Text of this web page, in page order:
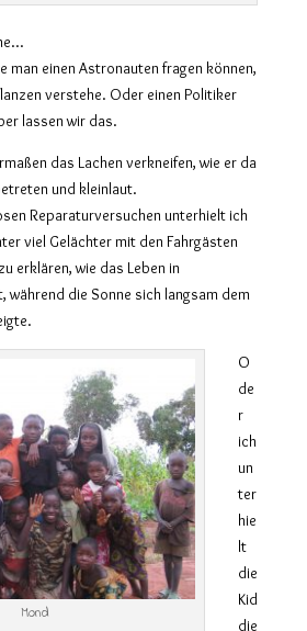
man einen Astronauten fragen können,
verstehe. Oder einen Politiker
lassen wir das.
das Lachen verkneifen, wie er da
und kleinlaut.
Reparaturversuchen unterhielt ich
viel Gelächter mit den Fahrgästen
erklären, wie das Leben in
während die Sonne sich langsam dem
Mond
O
de
r
ich
un
ter
hie
lt
die
Kid
die